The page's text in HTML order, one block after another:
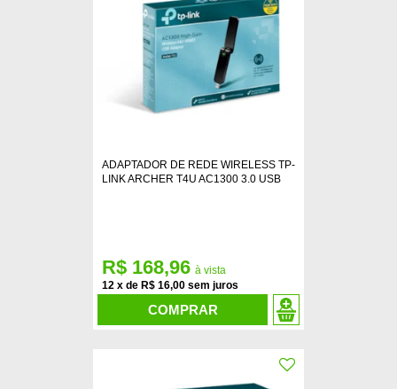
ADAPTADOR DE REDE WIRELESS TP-
LINK ARCHER T4U AC1300 3.0 USB
12 x de R$ 16,00
R$ 168,96
COMPRAR